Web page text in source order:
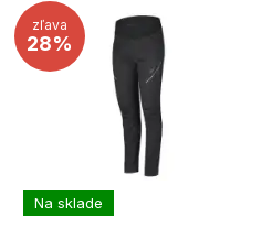
zľava
28%
Na sklade